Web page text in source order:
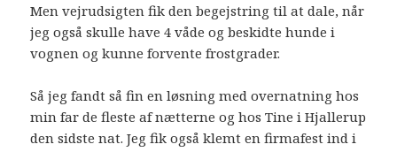
Men vejrudsigten fik den begejstring til at dale, når
jeg også skulle have 4 våde og beskidte hunde i
vognen og kunne forvente frostgrader.
Så jeg fandt så fin en løsning med overnatning hos
min far de fleste af nætterne og hos Tine i Hjallerup
den sidste nat. Jeg fik også klemt en firmafest ind i